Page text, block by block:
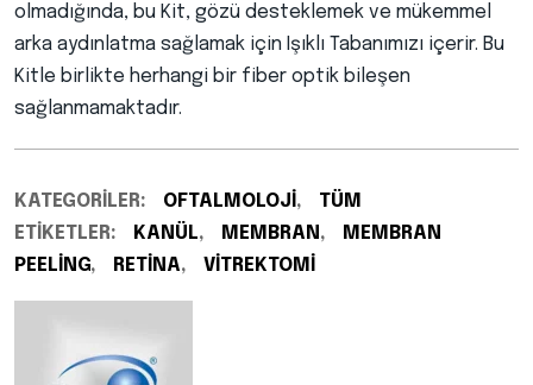
olmadığında, bu Kit, gözü desteklemek ve mükemmel
arka aydınlatma sağlamak için Işıklı Tabanımızı içerir. Bu
Kitle birlikte herhangi bir fiber optik bileşen
sağlanmamaktadır.
KATEGORILER: OFTALMOLOJI ,
TÜM
ETIKETLER:
KANÜL, MEMBRAN ,
MEMBRAN
PEELING, RETINA, VITREKTOMI